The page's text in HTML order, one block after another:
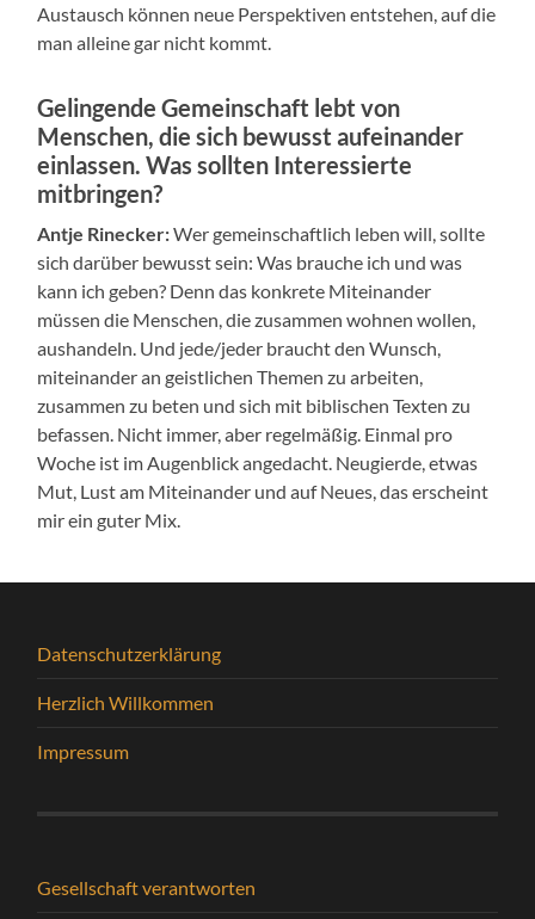
Austausch können neue Perspektiven entstehen, auf die
man alleine gar nicht kommt.
Gelingende Gemeinschaft lebt von
Menschen, die sich bewusst aufeinander
einlassen. Was sollten Interessierte
mitbringen?
Antje Rinecker:Wer gemeinschaftlich leben will, sollte
sich darüber bewusst sein: Was brauche ich und was
kann ich geben? Denn das konkrete Miteinander
müssen die Menschen, die zusammen wohnen wollen,
aushandeln. Und jede/jeder braucht den Wunsch,
miteinander an geistlichen Themen zu arbeiten,
zusammen zu beten und sich mit biblischen Texten zu
befassen. Nicht immer, aber regelmäßig. Einmal pro
Woche ist im Augenblick angedacht. Neugierde, etwas
Mut, Lust am Miteinander und auf Neues, das erscheint
mir ein guter Mix.
Datenschutzerklärung
Herzlich Willkommen
Impressum
Gesellschaft verantworten